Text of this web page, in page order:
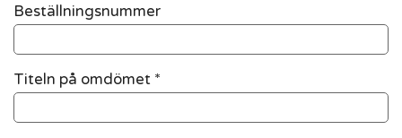
Beställningsnummer
Titeln på omdömet *